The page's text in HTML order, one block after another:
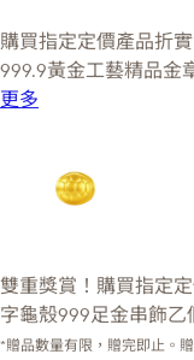
購買指定定價產品折
999.9黃金工藝精品金
更多
雙重獎賞！購買指定
字龜殼999足金串飾乙
*贈品數量有限，贈完即止。